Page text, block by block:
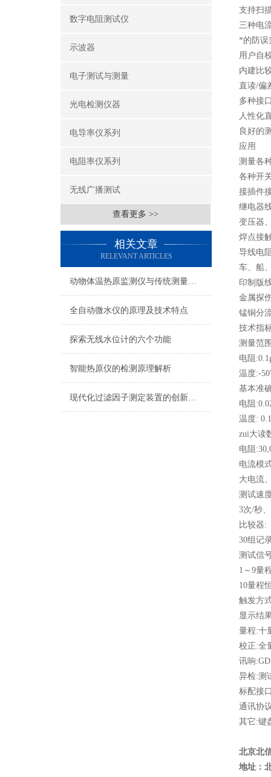
数字电阻测试仪
示波器
电子测试与测量
光电检测仪器
电导率仪系列
电阻率仪系列
无线广播测试
查看更多 >>
相关文章
RELEVANT ARTICLES
动物体温热原监测仪与传统测量方法的对比优势
全自动微水仪的原理及技术特点
探索无线水位计的六个功能
智能热原仪的检测原理解析
现代化过滤因子测定装置的创新与应用
支持扫
三种电
*的防误
用户自
内建比
直读/偏
多种接
人性化
良好的
应用
测量各
各种开
接插件
继电器
变压器
焊点接
导线电
车、船
印制版
金属探
锰铜分
技术指
测量范
电阻
温度:-
基本准
电阻
温度:
zui大读
电阻
电流模
大电流
测试速
3次/秒
比较器:
30组记
测试信
1～9量
10量程
触发方
显示结
量程:十
校正:全
讯响
异检:测
标配接
通讯协
其它:键
北京北
地址：